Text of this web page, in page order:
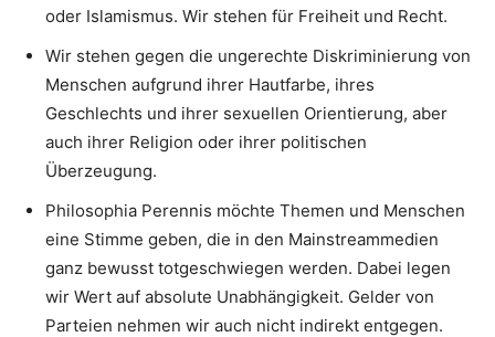
oder Islamismus. Wir stehen für Freiheit und Recht.
Wir stehen gegen die ungerechte Diskriminierung von
Menschen aufgrund ihrer Hautfarbe, ihres
Geschlechts und ihrer sexuellen Orientierung, aber
auch ihrer Religion oder ihrer politischen
Überzeugung.
Philosophia Perennis möchte Themen und Menschen
eine Stimme geben, die in den Mainstreammedien
ganz bewusst totgeschwiegen werden. Dabei legen
wir Wert auf absolute Unabhängigkeit. Gelder von
Parteien nehmen wir auch nicht indirekt entgegen.